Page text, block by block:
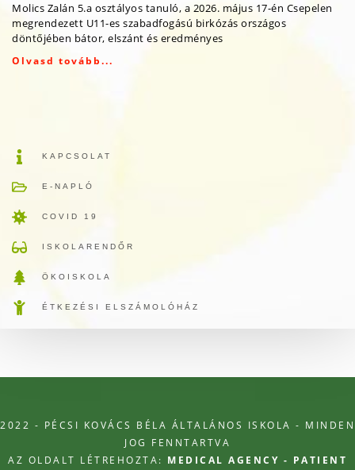
Molics Zalán 5.a osztályos tanuló, a 2026. május 17-én Csepelen
megrendezett U11-es szabadfogású birkózás országos
döntőjében bátor, elszánt és eredményes
Olvasd tovább...
KAPCSOLAT
E-NAPLÓ
COVID 19
ISKOLARENDŐR
ÖKOISKOLA
ÉTKEZÉSI ELSZÁMOLÓHÁZ
2022 - PÉCSI KOVÁCS BÉLA ÁLTALÁNOS ISKOLA - MINDEN
JOG FENNTARTVA
AZ OLDALT LÉTREHOZTA: MEDICAL AGENCY - PATIENT